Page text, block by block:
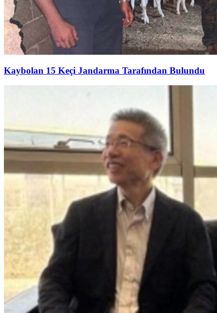
Kaybolan 15 Keçi Jandarma Tarafından Bulundu